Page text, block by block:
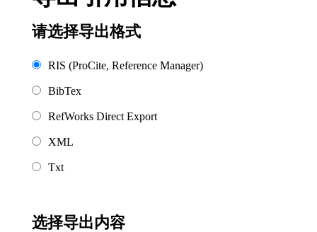
请选择导出格式
RIS (ProCite, Reference Manager)
BibTex
RefWorks Direct Export
XML
Txt
选择导出内容